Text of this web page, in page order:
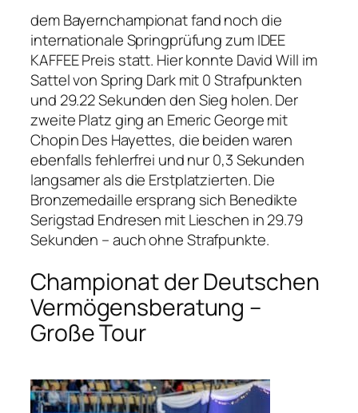
dem Bayernchampionat fand noch die
internationale Springprüfung zum IDEE
KAFFEE Preis statt. Hier konnte David Will im
Sattel von Spring Dark mit 0 Strafpunkten
und 29.22 Sekunden den Sieg holen. Der
zweite Platz ging an Emeric George mit
Chopin Des Hayettes, die beiden waren
ebenfalls fehlerfrei und nur 0,3 Sekunden
langsamer als die Erstplatzierten. Die
Bronzemedaille ersprang sich Benedikte
Serigstad Endresen mit Lieschen in 29.79
Sekunden – auch ohne Strafpunkte.
Championat der Deutschen
Vermögensberatung –
Große Tour